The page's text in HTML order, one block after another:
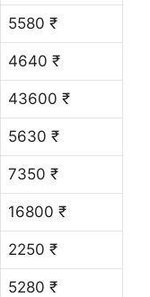
5580 ₹
4640 ₹
43600 ₹
5630 ₹
7350 ₹
16800 ₹
2250 ₹
5280 ₹